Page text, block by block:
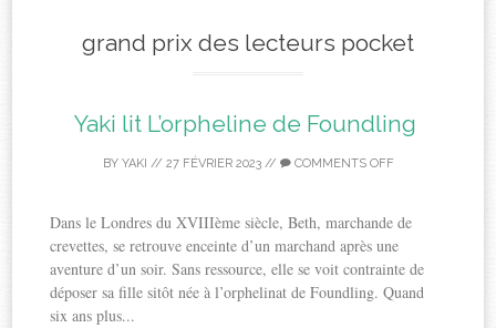
grand prix des lecteurs pocket
Yaki lit L’orpheline de Foundling
BY YAKI // 27 FÉVRIER 2023// COMMENTS OFF
Dans le Londres du XVIIIème siècle, Beth, marchande de
crevettes, se retrouve enceinte d’un marchand après une
aventure d’un soir. Sans ressource, elle se voit contrainte de
déposer sa fille sitôt née à l’orphelinat de Foundling. Quand
six ans plus...